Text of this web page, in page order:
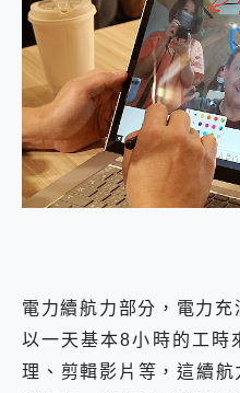
電力續航力部分，電力充
以一天基本8小時的工時
理、剪輯影片等，這續